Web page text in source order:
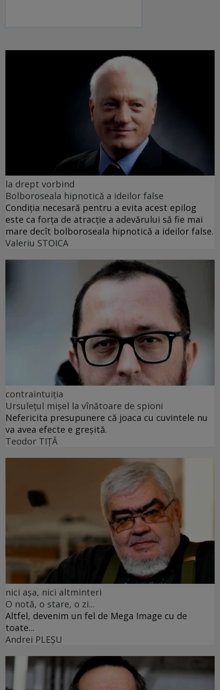
la drept vorbind
Bolboroseala hipnotică a ideilor false
Condiția necesară pentru a evita acest epilog
este ca forța de atracție a adevărului să fie mai
mare decît bolboroseala hipnotică a ideilor false.
Valeriu STOICA
contraintuiția
Ursulețul mișel la vînătoare de spioni
Nefericita presupunere că joaca cu cuvintele nu
va avea efecte e greșită.
Teodor TIŢĂ
nici așa, nici altminteri
O notă, o stare, o zi...
Altfel, devenim un fel de Mega Image cu de
toate...
Andrei PLEŞU